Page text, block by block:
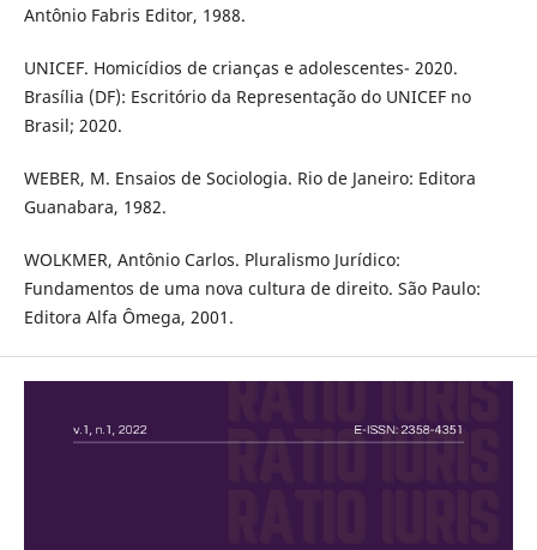
Antônio Fabris Editor, 1988.
UNICEF. Homicídios de crianças e adolescentes- 2020.
Brasília (DF): Escritório da Representação do UNICEF no
Brasil; 2020.
WEBER, M. Ensaios de Sociologia. Rio de Janeiro: Editora
Guanabara, 1982.
WOLKMER, Antônio Carlos. Pluralismo Jurídico:
Fundamentos de uma nova cultura de direito. São Paulo:
Editora Alfa Ômega, 2001.